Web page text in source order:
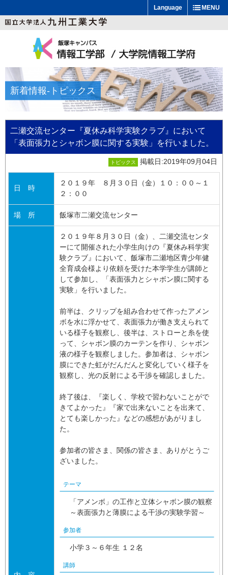
MENU
Language
新着情報-トピックス
二瀬交流センター『夏休み科学実験クラブ』において
「表面張力とシャボン膜に関する実験」を行いました。
トピックス 掲載日:2019年09月04日
日 時
２０１９年 ８月３０日（金）１０：００～１
２：００
場 所 飯塚市二瀬交流センター
２０１９年８月３０日（金）、二瀬交流センタ
ーにて開催された小学生向けの『夏休み科学実
験クラブ』において、飯塚市二瀬地区青少年健
全育成会様より依頼を受けた本学学生が講師と
して参加し、「表面張力とシャボン膜に関する
実験」を行いました。
前半は、クリップを組み合わせて作ったアメン
ボを水に浮かせて、表面張力が働き支えられて
いる様子を観察し、後半は、ストローと糸を使
って、シャボン膜のカーテンを作り、シャボン
液の様子を観察しました。参加者は、シャボン
膜にできた虹がだんだんと変化していく様子を
観察し、光の反射による干渉を確認しました。
終了後は、『楽しく、学校で習わないことがで
きてよかった』『家で出来ないことを出来て、
とても楽しかった』などの感想があがりまし
た。
参加者の皆さま、関係の皆さま、ありがとうご
ざいました。
テーマ
「アメンボ」の工作と立体シャボン膜の観察
～表面張力と薄膜による干渉の実験学習～
参加者
小学３～６年生 １２名
講師